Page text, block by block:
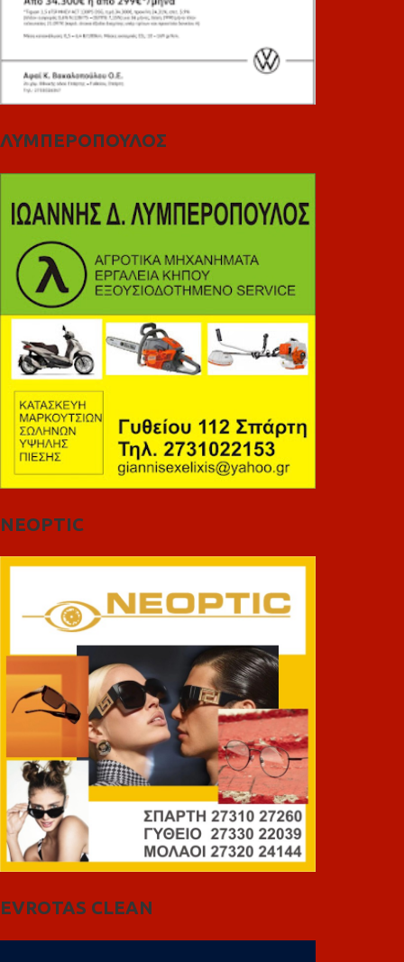
ΛΥΜΠΕΡΟΠΟΥΛΟΣ
NEOPTIC
EVROTAS CLEAN